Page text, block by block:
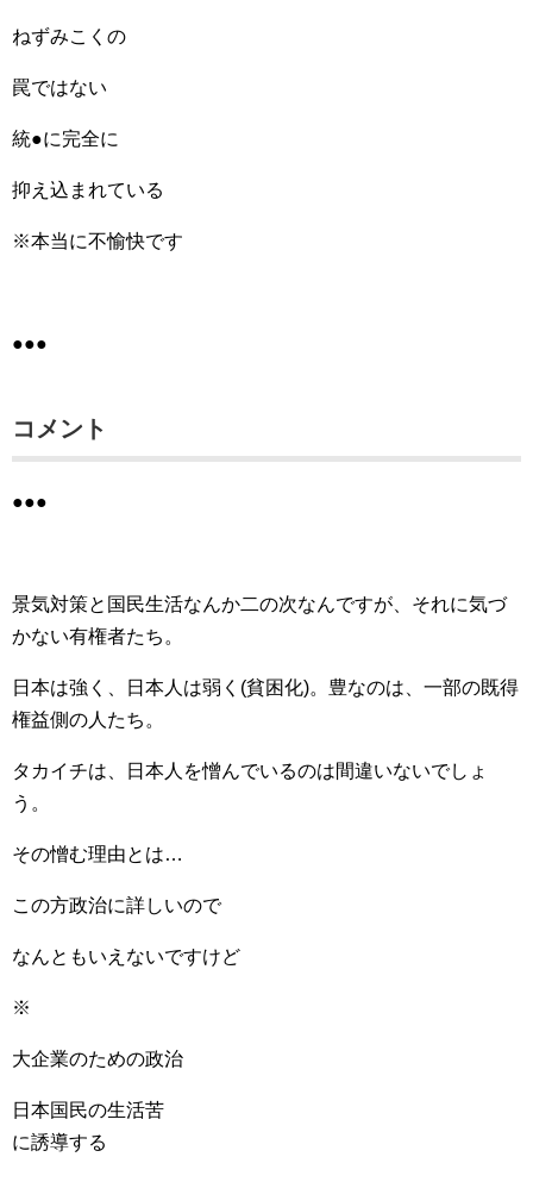
ねずみこくの
罠ではない
統●に完全に
抑え込まれている
※本当に不愉快です
●●●
コメント
●●●
景気対策と国民生活なんか二の次なんですが、それに気づ
かない有権者たち。
日本は強く、日本人は弱く(貧困化)。豊なのは、一部の既得
権益側の人たち。
タカイチは、日本人を憎んでいるのは間違いないでしょ
う。
その憎む理由とは…
この方政治に詳しいので
なんともいえないですけど
※
大企業のための政治
日本国民の生活苦
に誘導する